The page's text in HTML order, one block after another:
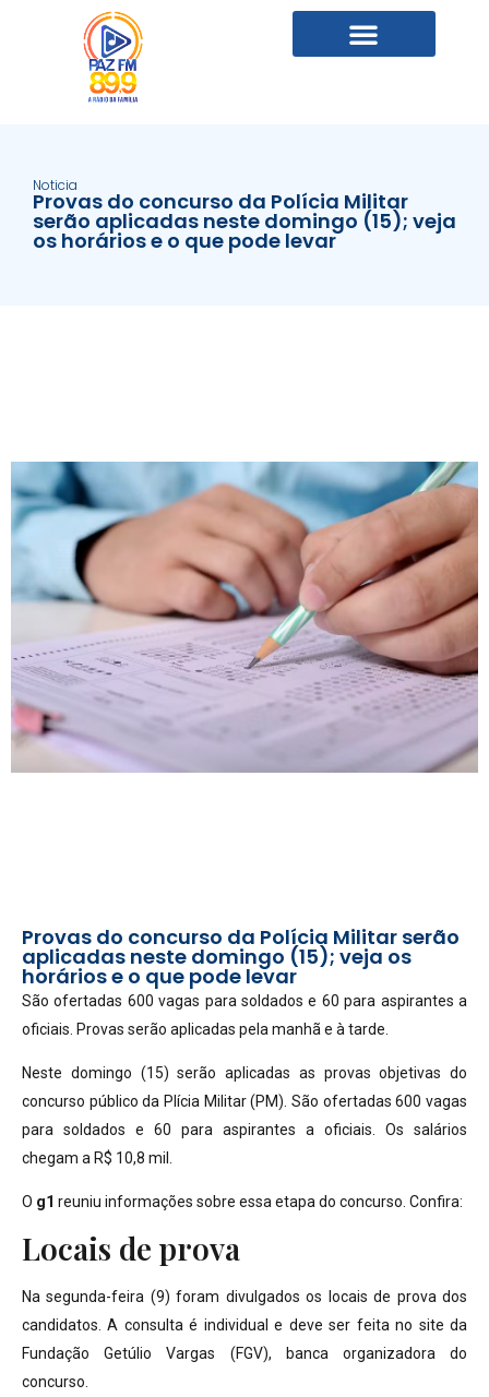
Noticia
Provas do concurso da Polícia Militar
serão aplicadas neste domingo (15); veja
os horários e o que pode levar
Provas do concurso da Polícia Militar serão
aplicadas neste domingo (15); veja os
horários e o que pode levar
São ofertadas 600 vagas para soldados e 60 para aspirantes a
oficiais. Provas serão aplicadas pela manhã e à tarde.
Neste domingo (15) serão aplicadas as provas objetivas do
concurso público da Plícia Militar (PM). São ofertadas 600 vagas
para soldados e 60 para aspirantes a oficiais. Os salários
chegam a R$ 10,8 mil.
O g1 reuniu informações sobre essa etapa do concurso. Confira:
Locais de prova
Na segunda-feira (9) foram divulgados os locais de prova dos
candidatos. A consulta é individual e deve ser feita no site da
Fundação Getúlio Vargas (FGV), banca organizadora do
concurso.